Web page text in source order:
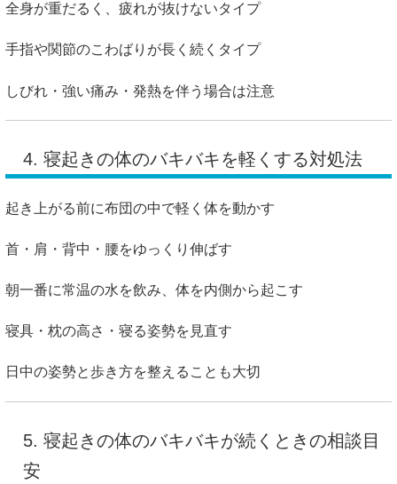
全身が重だるく、疲れが抜けないタイプ
手指や関節のこわばりが長く続くタイプ
しびれ・強い痛み・発熱を伴う場合は注意
4. 寝起きの体のバキバキを軽くする対処法
起き上がる前に布団の中で軽く体を動かす
首・肩・背中・腰をゆっくり伸ばす
朝一番に常温の水を飲み、体を内側から起こす
寝具・枕の高さ・寝る姿勢を見直す
日中の姿勢と歩き方を整えることも大切
5. 寝起きの体のバキバキが続くときの相談目
安